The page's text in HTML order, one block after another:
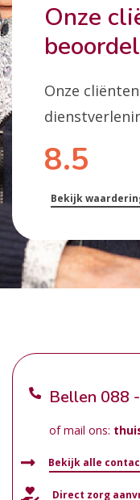
Onze
Onze
8.5
Bekijk
Bellen 088
of mail ons:
Bekijk alle
Direct zorg